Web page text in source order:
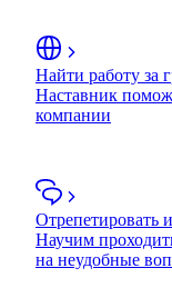
Найти работу за
Наставник
компании
Отрепетировать
Научим
на неудобные